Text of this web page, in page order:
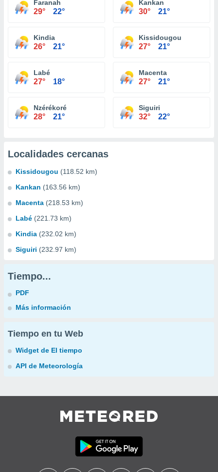
Faranah
29° 22°
Kankan
30° 21°
Kindia
26° 21°
Kissidougou
27° 21°
Labé
27° 18°
Macenta
27° 21°
Nzérékoré
28° 21°
Siguiri
32° 22°
Localidades cercanas
Kissidougou (118.52 km)
Kankan (163.56 km)
Macenta (218.53 km)
Labé (221.73 km)
Kindia (232.02 km)
Siguiri (232.97 km)
Tiempo...
PDF
Más información
Tiempo en tu Web
Widget de El tiempo
API de Meteorología